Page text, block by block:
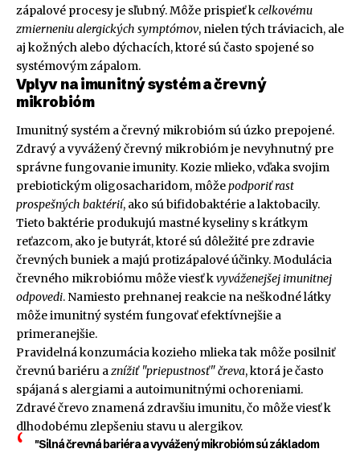
zápalové procesy je sľubný. Môže prispieť kcelkovému
zmierneniu alergických symptómov, nielen tých tráviacich, ale
aj kožných alebo dýchacích, ktoré sú často spojené so
systémovým zápalom.
Vplyv na imunitný systém a črevný
mikrobióm
Imunitný systém a črevný mikrobióm sú úzko prepojené.
Zdravý a vyvážený črevný mikrobióm je nevyhnutný pre
správne fungovanie imunity. Kozie mlieko, vďaka svojim
prebiotickým oligosacharidom, môžepodporiť rast
prospešných baktérií, ako sú bifidobaktérie a laktobacily.
Tieto baktérie produkujú mastné kyseliny s krátkym
reťazcom, ako je butyrát, ktoré sú dôležité pre zdravie
črevných buniek a majú protizápalové účinky. Modulácia
črevného mikrobiómu môže viesť kvyváženejšej imunitnej
odpovedi. Namiesto prehnanej reakcie na neškodné látky
môže imunitný systém fungovať efektívnejšie a
primeranejšie.
Pravidelná konzumácia kozieho mlieka tak môže posilniť
črevnú bariéru aznížiť "priepustnosť" čreva, ktorá je často
spájaná s alergiami a autoimunitnými ochoreniami.
Zdravé črevo znamená zdravšiu imunitu, čo môže viesť k
dlhodobému zlepšeniu stavu u alergikov.
"Silná črevná bariéra a vyvážený mikrobióm sú základom